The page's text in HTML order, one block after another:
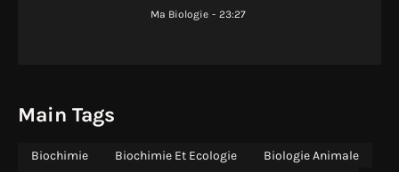
Ma Biologie - 23:27
Main Tags
Biochimie Biochimie Et Ecologie Biologie Animale